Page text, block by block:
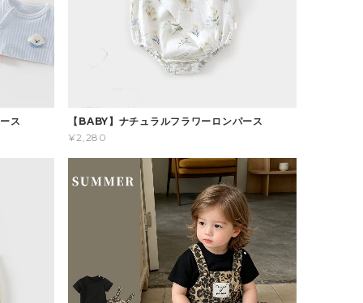
ス
【BABY】ナチュラルフラワーロンパース
¥2,280